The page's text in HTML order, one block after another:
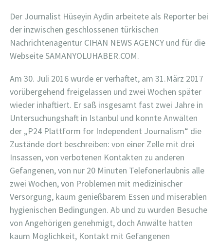
Der Journalist Hüseyin Aydin arbeitete als Reporter bei
der inzwischen geschlossenen türkischen
Nachrichtenagentur CIHAN NEWS AGENCY und für die
Webseite SAMANYOLUHABER.COM.
Am 30. Juli 2016 wurde er verhaftet, am 31.März 2017
vorübergehend freigelassen und zwei Wochen später
wieder inhaftiert. Er saß insgesamt fast zwei Jahre in
Untersuchungshaft in Istanbul und konnte Anwälten
der „P24 Plattform for Independent Journalism“ die
Zustände dort beschreiben: von einer Zelle mit drei
Insassen, von verbotenen Kontakten zu anderen
Gefangenen, von nur 20 Minuten Telefonerlaubnis alle
zwei Wochen, von Problemen mit medizinischer
Versorgung, kaum genießbarem Essen und miserablen
hygienischen Bedingungen. Ab und zu wurden Besuche
von Angehörigen genehmigt, doch Anwälte hatten
kaum Möglichkeit, Kontakt mit Gefangenen